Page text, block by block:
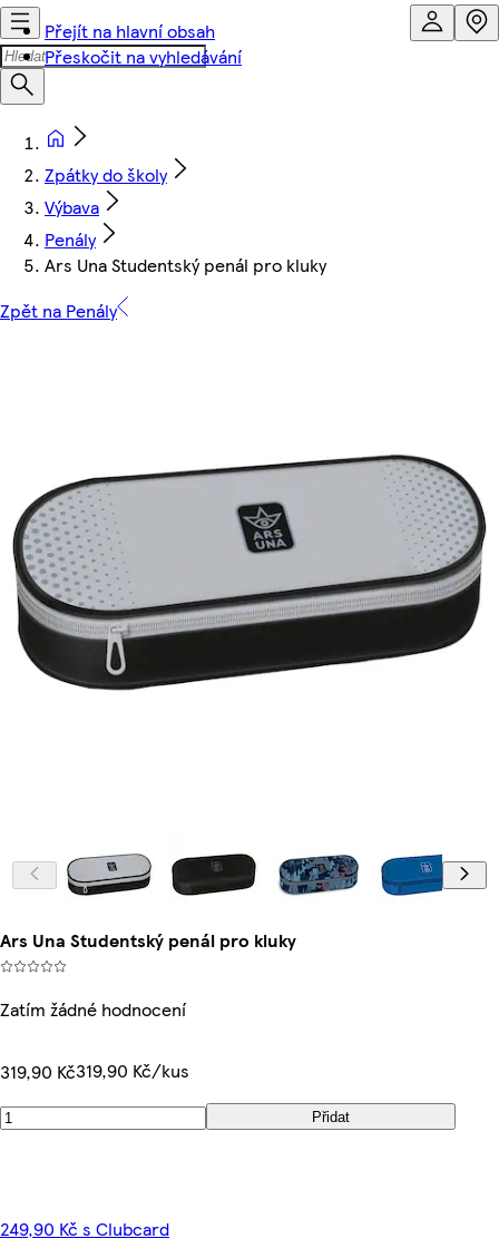
Přejít na hlavní obsah
Přeskočit na vyhledávání
Zpátky do školy
Výbava
Penály
Ars Una Studentský penál pro kluky
Zpět na Penály
Ars Una Studentský penál pro kluky
Zatím žádné hodnocení
319,90 Kč319,90 Kč/kus
Přidat
249,90 Kč s Clubcard